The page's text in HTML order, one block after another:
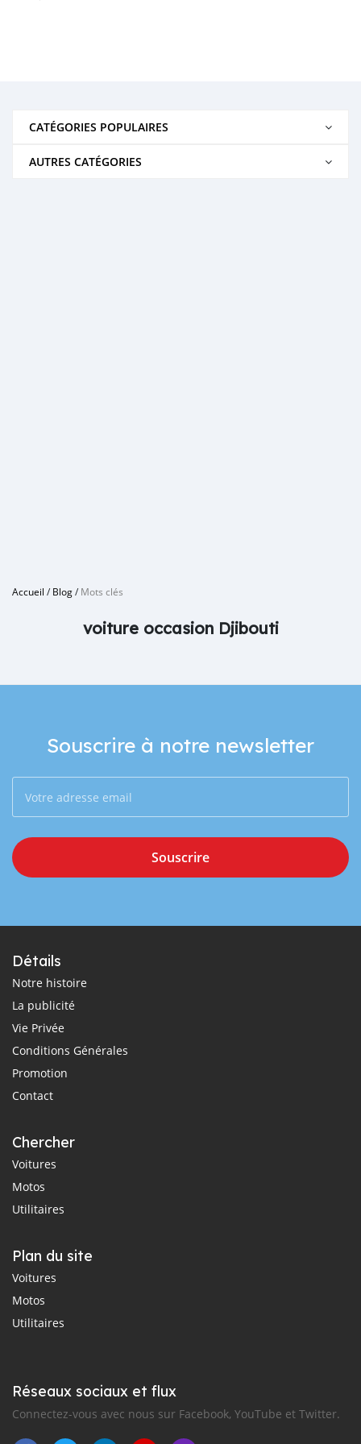
CATÉGORIES POPULAIRES
AUTRES CATÉGORIES
Accueil /Blog/Mots clés
voiture occasion Djibouti
Souscrire à notre newsletter
Souscrire
Détails
Notre histoire
La publicité
Vie Privée
Conditions Générales
Promotion
Contact
Chercher
Voitures
Motos
Utilitaires
Plan du site
Voitures
Motos
Utilitaires
Réseaux sociaux et flux
Connectez-vous avec nous sur Facebook, YouTube et Twitter.